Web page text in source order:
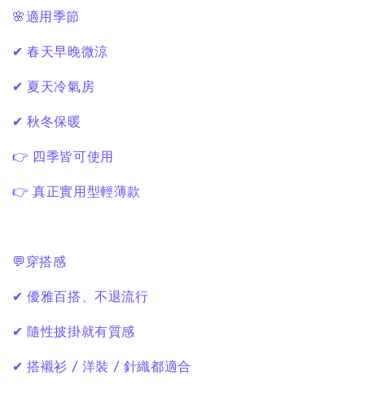
🌸適用季節
✔ 春天早晚微涼
✔ 夏天冷氣房
✔ 秋冬保暖
👉 四季皆可使用
👉 真正實用型輕薄款
💬穿搭感
✔ 優雅百搭、不退流行
✔ 隨性披掛就有質感
✔ 搭襯衫 / 洋裝 / 針織都適合